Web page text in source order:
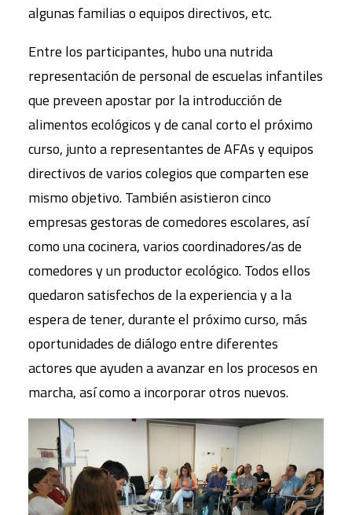
algunas familias o equipos directivos, etc.
Entre los participantes, hubo una nutrida
representación de personal de escuelas infantiles
que preveen apostar por la introducción de
alimentos ecológicos y de canal corto el próximo
curso, junto a representantes de AFAs y equipos
directivos de varios colegios que comparten ese
mismo objetivo. También asistieron cinco
empresas gestoras de comedores escolares, así
como una cocinera, varios coordinadores/as de
comedores y un productor ecológico. Todos ellos
quedaron satisfechos de la experiencia y a la
espera de tener, durante el próximo curso, más
oportunidades de diálogo entre diferentes
actores que ayuden a avanzar en los procesos en
marcha, así como a incorporar otros nuevos.